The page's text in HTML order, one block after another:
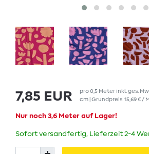
7,85 EUR pro0,5 Meterinkl. ges.
cm | Grundpreis 15,69 € /
Nur noch 3,6 Meter auf Lager!
Sofort versandfertig, Lieferzeit 2-4